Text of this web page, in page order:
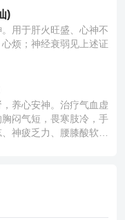
)
用于肝火旺盛、心神不
烦；神经衰弱见上述证
养心安神。治疗气血虚
闷气短，畏寒肢冷，手
神疲乏力、腰膝酸软也